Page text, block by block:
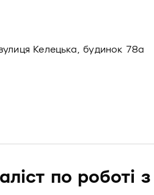
Келецька, будинок 78а
по роботі